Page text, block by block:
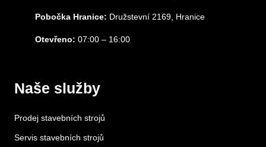
Pobočka Hranice: Družstevní 2169, Hranice
Otevřeno: 07:00 – 16:00
Naše služby
Prodej stavebních strojů
Servis stavebních strojů